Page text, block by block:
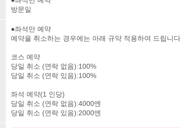
방문일
●좌석만 예약
예약을 취소하는 경우에는 아래 규약 적용하여 드립니다.
코스 예약
당일 취소 (연락 없음):100%
당일 취소 (연락 있음):100%
좌석 예약(1 인당)
당일 취소 (연락 없음):4000엔
당일 취소 (연락 있음):2000엔